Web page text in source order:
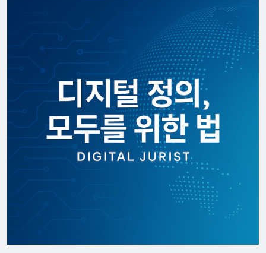
[KOR] ‘디지털노마드’ 비자 정식 도입
2026년 07월 08일